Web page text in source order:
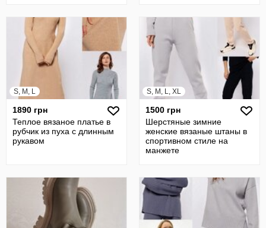
S, M, L
1890 грн
Теплое вязаное платье в
рубчик из пуха с длинным
рукавом
S, M, L, XL
1500 грн
Шерстяные зимние
женские вязаные штаны в
спортивном стиле на
манжете